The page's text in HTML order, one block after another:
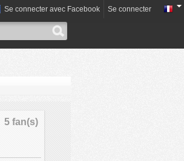
Se connecter avec Facebook Se connecter
5 fan(s)